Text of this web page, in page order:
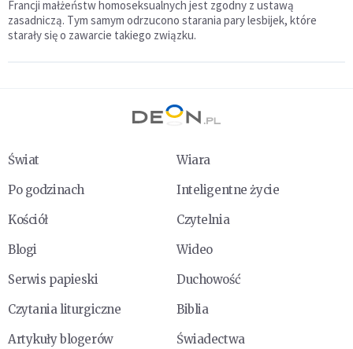
Francji małżeństw homoseksualnych jest zgodny z ustawą
zasadniczą. Tym samym odrzucono starania pary lesbijek, które
starały się o zawarcie takiego związku.
Świat
Wiara
Po godzinach
Inteligentne życie
Kościół
Czytelnia
Blogi
Wideo
Serwis papieski
Duchowość
Czytania liturgiczne
Biblia
Artykuły blogerów
Świadectwa